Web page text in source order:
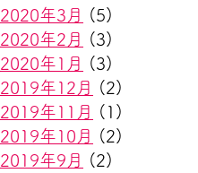
2020年3月
(5)
2020年2月
(3)
2020年1月
(3)
2019年12月
(2)
2019年11月
(1)
2019年10月
(2)
2019年9月
(2)